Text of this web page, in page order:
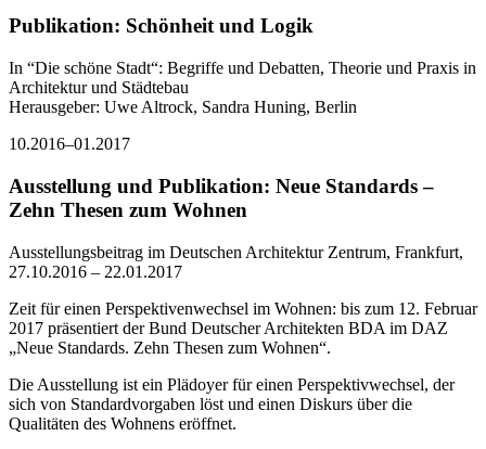
Publikation: Schönheit und Logik
In “Die schöne Stadt“: Begriffe und Debatten, Theorie und Praxis in
Architektur und Städtebau
Herausgeber: Uwe Altrock, Sandra Huning, Berlin
10.2016–01.2017
Ausstellung und Publikation: Neue Standards –
Zehn Thesen zum Wohnen
Ausstellungsbeitrag im Deutschen Architektur Zentrum, Frankfurt,
27.10.2016 – 22.01.2017
Zeit für einen Perspektivenwechsel im Wohnen: bis zum 12. Februar
2017 präsentiert der Bund Deutscher Architekten BDA im DAZ
„Neue Standards. Zehn Thesen zum Wohnen“.
Die Ausstellung ist ein Plädoyer für einen Perspektivwechsel, der
sich von Standardvorgaben löst und einen Diskurs über die
Qualitäten des Wohnens eröffnet.